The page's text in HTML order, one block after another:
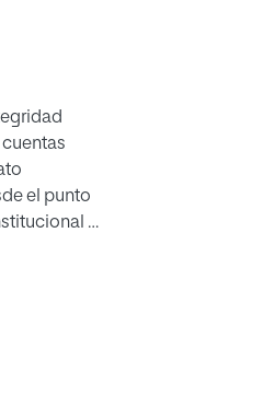
el punto
en aras